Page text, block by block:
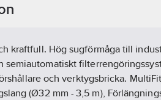
kraftfull. Hög sugförmåga till
semiautomatiskt
och verktygsbricka.
(Ø32 mm - 3,5 m),